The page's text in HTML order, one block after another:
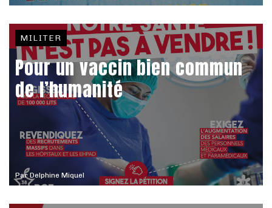
Par Delphine Miquel
MILITER
Pour un vaccin bien commun
de l’humanité